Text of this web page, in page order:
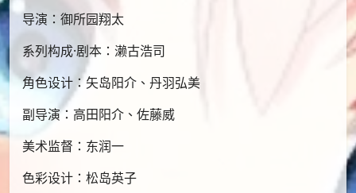
导演：御所园翔太
系列构成·剧本：濑古浩司
角色设计：矢岛阳介、丹羽弘美
副导演：高田阳介、佐藤威
美术监督：东润一
色彩设计：松岛英子